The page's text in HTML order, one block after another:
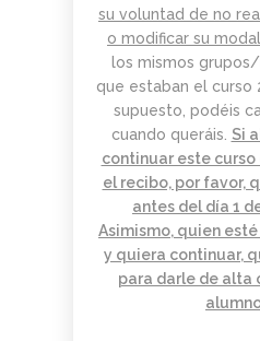
su voluntad de no
o modificar su
los mismos
que estaban el curso
supuesto, podéis
cuando queráis. Si
continuar este
el recibo, por favor,
antes del día 1
Asimismo, quien
y quiera continuar,
para darle de alta